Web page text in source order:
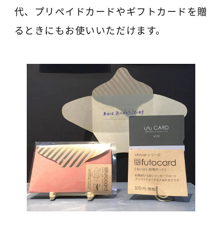
代、プリペイドカードやギフトカードを贈
るときにもお使いいただけます。